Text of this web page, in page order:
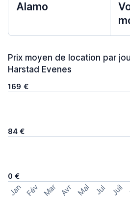
Alamo
Prix moyen de location par
Harstad Evenes
169 €
84 €
0 €
Jan Fév Mar Avr Mai Jui Juil